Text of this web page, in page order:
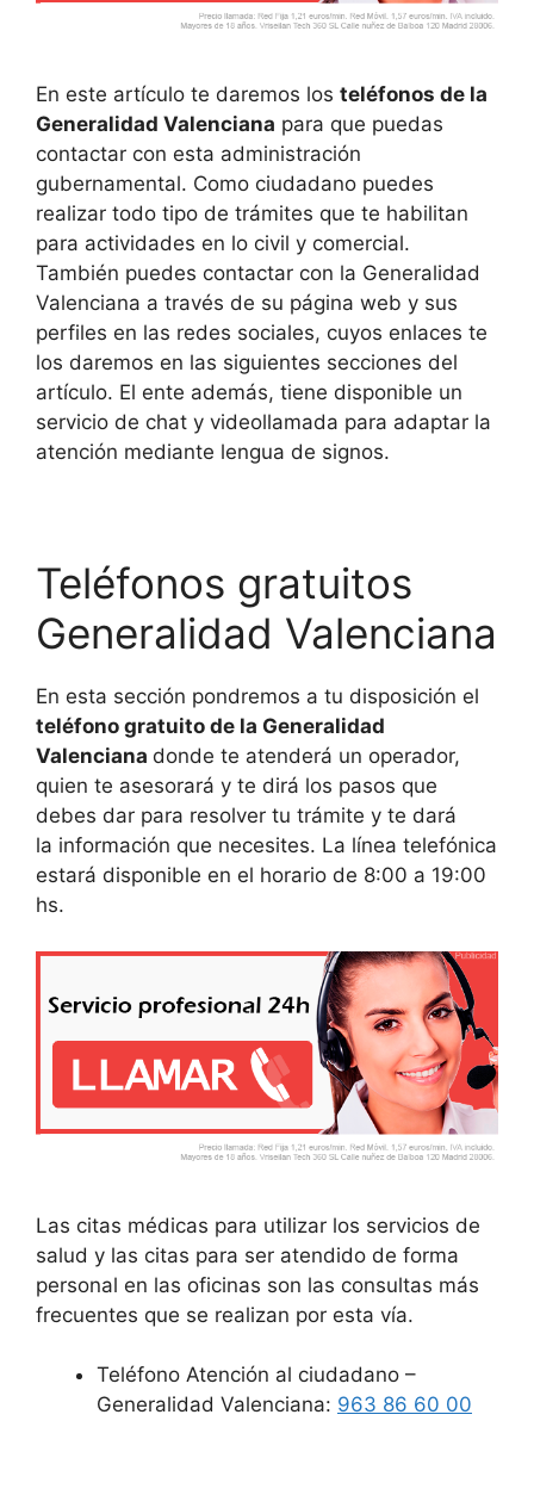
En este artículo te daremos los teléfonos de la
Generalidad Valenciana para que puedas
contactar con esta administración
gubernamental. Como ciudadano puedes
realizar todo tipo de trámites que te habilitan
para actividades en lo civil y comercial.
También puedes contactar con la Generalidad
Valenciana a través de su página web y sus
perfiles en las redes sociales, cuyos enlaces te
los daremos en las siguientes secciones del
artículo. El ente además, tiene disponible un
servicio de chat y videollamada para adaptar la
atención mediante lengua de signos.
Teléfonos gratuitos
Generalidad Valenciana
En esta sección pondremos a tu disposición el
teléfono gratuito de la Generalidad
Valenciana donde te atenderá un operador,
quien te asesorará y te dirá los pasos que
debes dar para resolver tu trámite y te dará
la información que necesites. La línea telefónica
estará disponible en el horario de 8:00 a 19:00
hs.
Las citas médicas para utilizar los servicios de
salud y las citas para ser atendido de forma
personal en las oficinas son las consultas más
frecuentes que se realizan por esta vía.
Teléfono Atención al ciudadano –
Generalidad Valenciana: 963 86 60 00